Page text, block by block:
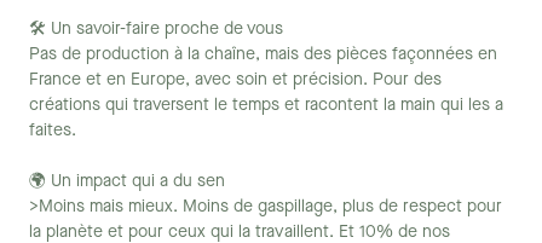
d'assise et encombrement, ce qui en fait un choix pratique pour
les espaces plus compacts.
Si vous avez besoin d'un espace de couchage supplémentaire
pour les invités occasionnels, un
peut être la
en un lit confortable, offrant ainsi une fonctionnalité
supplémentaire sans compromettre le style ou le confort. Notre
canapé-lit FOLIA est disponible en teinte grise
🛠 Un savoir-faire proche de vous
Pas de production à la chaîne, mais des pièces façonnées en
France et en Europe, avec soin et précision. Pour des
créations qui traversent le temps et racontent la main qui les a
faites.
🌍 Un impact qui a du sen
>Moins mais mieux. Moins de gaspillage, plus de respect pour
la planète et pour ceux qui la travaillent. Et 10% de nos